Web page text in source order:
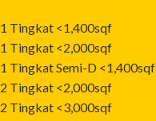
1 Tingkat <1,400sqf
1 Tingkat <2,000sqf
1 Tingkat Semi-D <1,400sqf
2 Tingkat <2,000sqf
2 Tingkat <3,000sqf